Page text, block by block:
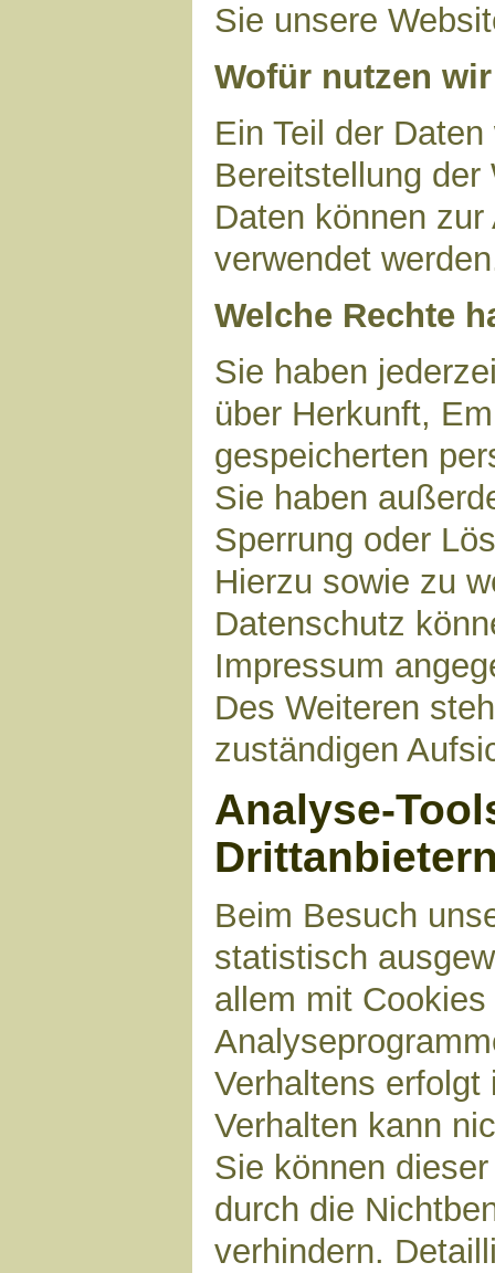
Sie unsere
Wofür nutzen
Ein Teil der
Bereitstellung der
Daten können
verwendet
Welche Rechte
Sie haben
über Herkunft,
gespeicherten
Sie haben
Sperrung oder
Hierzu sowie zu
Datenschutz
Impressum
Des Weiteren
zuständigen
Analyse-
Beim Besuch
statistisch
allem mit
Verhaltens
Verhalten kann
Sie können
durch die
verhindern.